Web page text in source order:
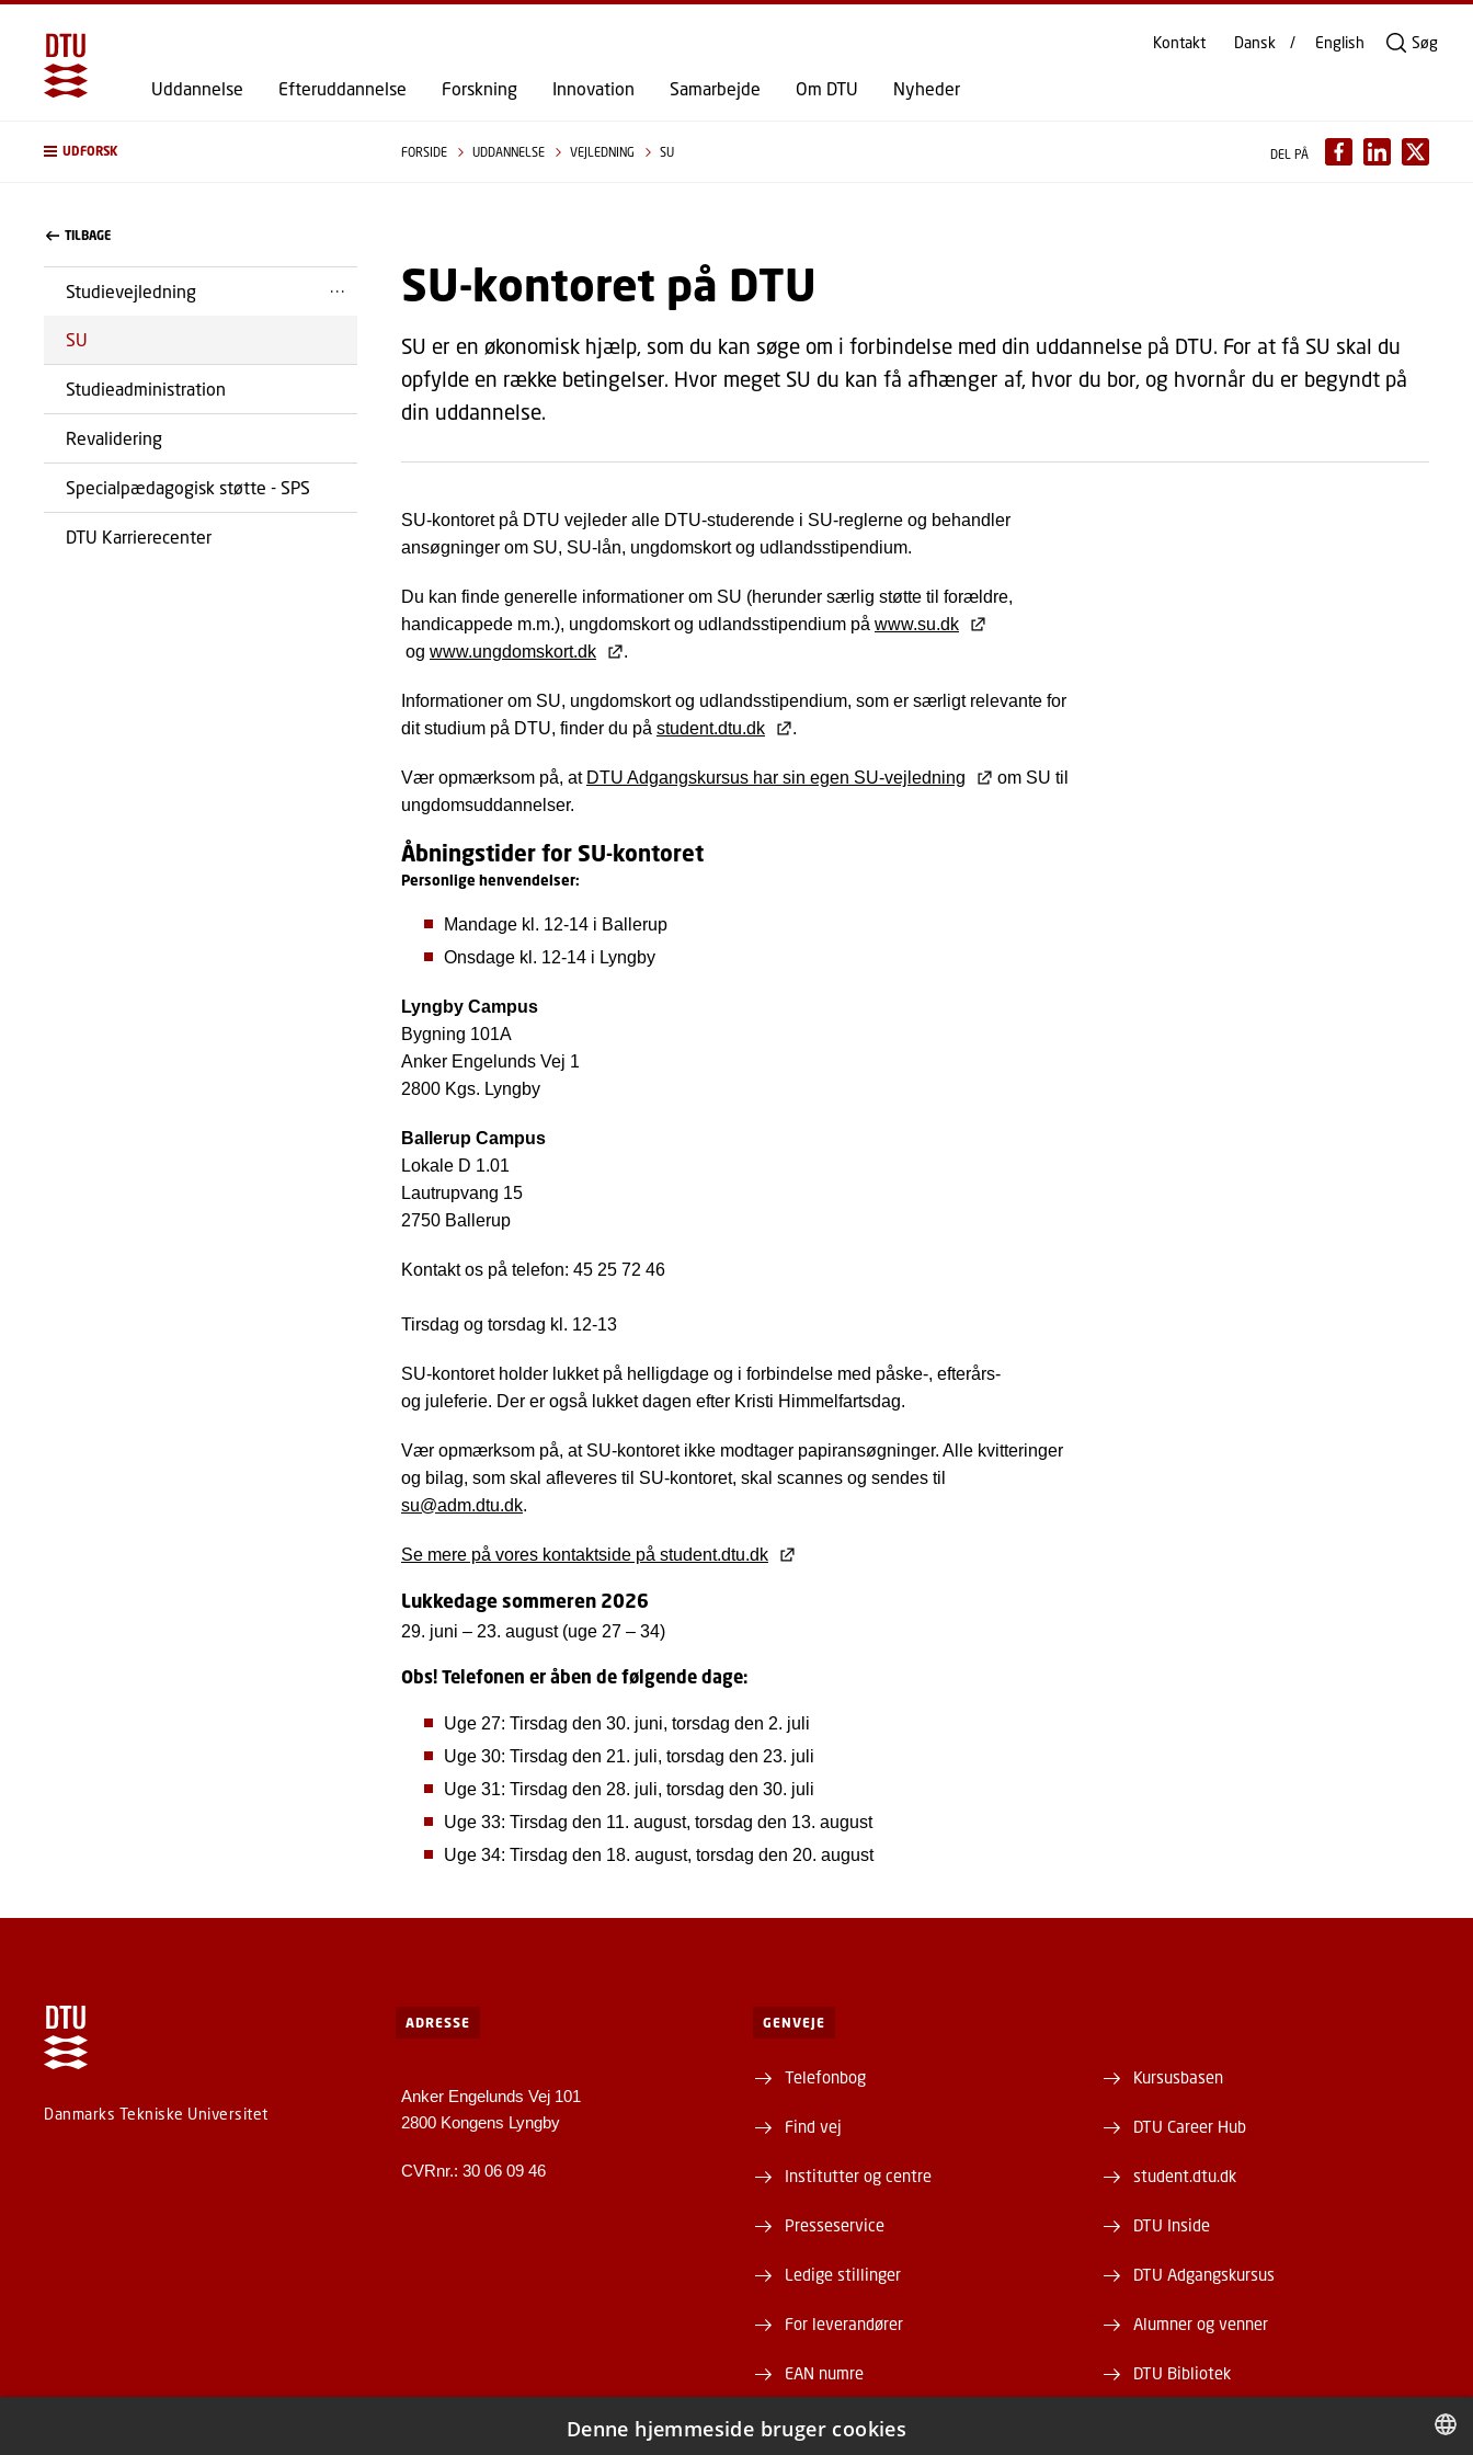
GÅ TIL PRIMÆRT INDHOLD (TRYK ENTER).
Uddannelse Efteruddannelse Forskning Innovation Samarbejde Om DTU Nyheder
Kontakt Dansk English Søg
UDFORSK FORSIDE UDDANNELSE VEJLEDNING SU DEL PÅ
TILBAGE
Studievejledning
SU
Studieadministration
Revalidering
Specialpædagogisk støtte - SPS
DTU Karrierecenter
SU-kontoret på DTU
SU er en økonomisk hjælp, som du kan søge om i forbindelse med din uddannelse på DTU. For at få SU skal du
opfylde en række betingelser. Hvor meget SU du kan få afhænger af, hvor du bor, og hvornår du er begyndt på
din uddannelse.
SU-kontoret på DTU vejleder alle DTU-studerende i SU-reglerne og behandler
ansøgninger om SU, SU-lån, ungdomskort og udlandsstipendium.
Du kan finde generelle informationer om SU (herunder særlig støtte til forældre,
handicappede m.m.), ungdomskort og udlandsstipendium på www.su.dk
og www.ungdomskort.dk .
Informationer om SU, ungdomskort og udlandsstipendium, som er særligt relevante for
dit studium på DTU, finder du på student.dtu.dk .
Vær opmærksom på, at DTU Adgangskursus har sin egen SU-vejledning
om SU til
ungdomsuddannelser.
Åbningstider for SU-kontoret
Personlige henvendelser:
Mandage kl. 12-14 i Ballerup
Onsdage kl. 12-14 i Lyngby
Lyngby Campus
Bygning 101A
Anker Engelunds Vej 1
2800 Kgs. Lyngby
Ballerup Campus
Lokale D 1.01
Lautrupvang 15
2750 Ballerup
Kontakt os på telefon: 45 25 72 46
Tirsdag og torsdag kl. 12-13
SU-kontoret holder lukket på helligdage og i forbindelse med påske-, efterårs-
og juleferie. Der er også lukket dagen efter Kristi Himmelfartsdag.
Vær opmærksom på, at SU-kontoret ikke modtager papiransøgninger. Alle kvitteringer
og bilag, som skal afleveres til SU-kontoret, skal scannes og sendes til
su@adm.dtu.dk.
Se mere på vores kontaktside på student.dtu.dk
Lukkedage sommeren 2026
29. juni – 23. august (uge 27 – 34)
Obs! Telefonen er åben de følgende dage:
Uge 27: Tirsdag den 30. juni, torsdag den 2. juli
Uge 30: Tirsdag den 21. juli, torsdag den 23. juli
Uge 31: Tirsdag den 28. juli, torsdag den 30. juli
Uge 33: Tirsdag den 11. august, torsdag den 13. august
Uge 34: Tirsdag den 18. august, torsdag den 20. august
Danmarks Tekniske Universitet
ADRESSE
Anker Engelunds Vej 101
2800 Kongens Lyngby
CVRnr.: 30 06 09 46
GENVEJE
Telefonbog
Find vej
Institutter og centre
Presseservice
Ledige stillinger
For leverandører
EAN numre
Webshop
Kursusbasen
DTU Career Hub
student.dtu.dk
DTU Inside
DTU Adgangskursus
Alumner og venner
DTU Bibliotek
Denne hjemmeside bruger cookies